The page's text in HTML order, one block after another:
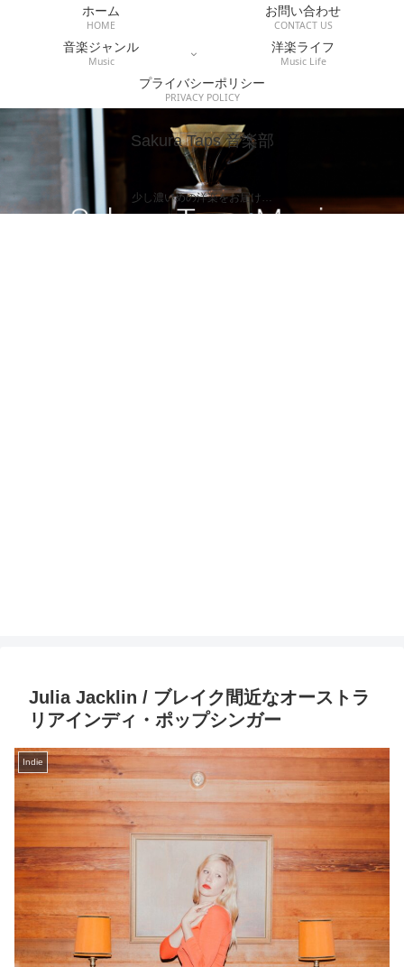
Sakura Taps 音楽部
少し濃いめの洋楽をお届け…
ホーム
HOME
お問い合わせ
CONTACT US
音楽ジャンル
Music
洋楽ライフ
Music Life
プライバシーポリシー
PRIVACY POLICY
Julia Jacklin / ブレイク間近なオーストラ
リアインディ・ポップシンガー
Indie